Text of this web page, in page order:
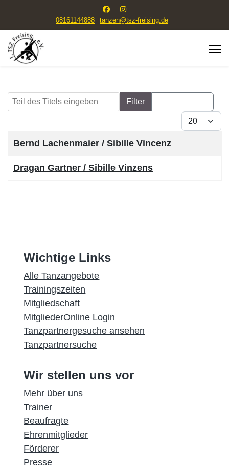
08161144888 tanzen@tsz-freising.de
Teil des Titels eingeben Filter
Anzeige #
Titel
Bernd Lachenmaier / Sibille Vincenz
Dragan Gartner / Sibille Vinzens
Wichtige Links
Alle Tanzangebote
Trainingszeiten
Mitgliedschaft
MitgliederOnline Login
Tanzpartnergesuche ansehen
Tanzpartnersuche
Wir stellen uns vor
Mehr über uns
Trainer
Beaufragte
Ehrenmitglieder
Förderer
Presse